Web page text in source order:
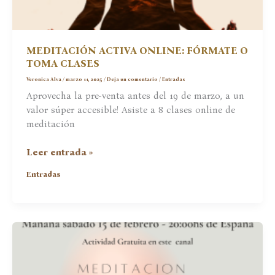
MEDITACIÓN ACTIVA ONLINE: FÓRMATE O
TOMA CLASES
Veronica Alva/marzo 11, 2025/Deja un comentario /Entradas
Aprovecha la pre-venta antes del 19 de marzo, a un
valor súper accesible! Asiste a 8 clases online de
meditación
MEDITACIÓN
ONLINE:
TOMA
Leer entrada »
Entradas